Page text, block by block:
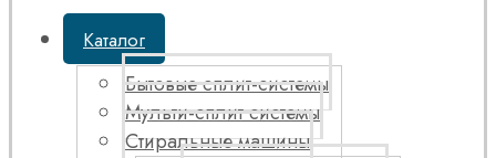
Каталог
Бытовые сплит-системы
Мульти-сплит системы
Стиральные машины